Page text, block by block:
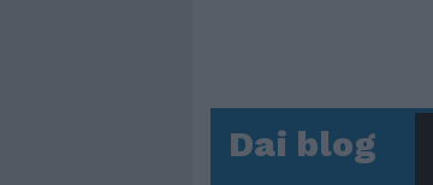
Dai blog